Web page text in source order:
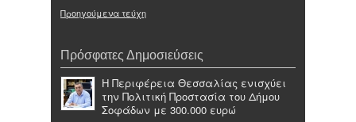
Προηγούμενα τεύχη
Πρόσφατες Δημοσιεύσεις
Η Περιφέρεια Θεσσαλίας ενισχύει
την Πολιτική Προστασία του Δήμου
Σοφάδων με 300.000 ευρώ